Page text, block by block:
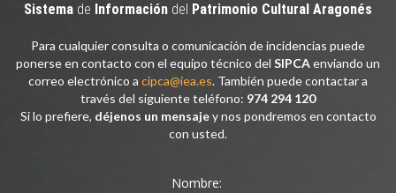
Sistema de Información del Patrimonio Cultural Aragonés
Para cualquier consulta o comunicación de incidencias puede
ponerse en contacto con el equipo técnico del SIPCAenviando un
correo electrónico a cipca@iea.es. También puede contactar a
través del siguiente teléfono: 974 294 120
Si lo prefiere, déjenos un mensajey nos pondremos en contacto
con usted.
Nombre: